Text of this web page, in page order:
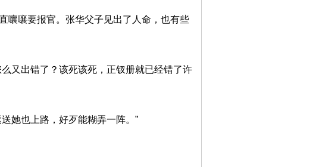
嚷嚷要报官。张华父子见出了人命，也有些
又出错了？该死该死，正钗册就已经错了许
她也上路，好歹能糊弄一阵。”